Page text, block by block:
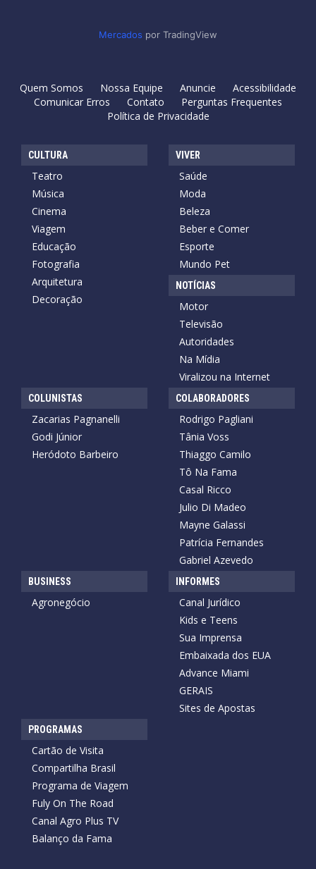
Mercados por TradingView
Quem Somos Nossa Equipe Anuncie
Acessibilidade
Comunicar Erros
Contato
Perguntas Frequentes
Política de Privacidade
CULTURA
Teatro
Música
Cinema
Viagem
Educação
Fotografia
Arquitetura
Decoração
VIVER
Saúde
Moda
Beleza
Beber e Comer
Esporte
Mundo Pet
NOTÍCIAS
Motor
Televisão
Autoridades
Na Mídia
Viralizou na Internet
COLUNISTAS
Zacarias Pagnanelli
Godi Júnior
Heródoto Barbeiro
COLABORADORES
Rodrigo Pagliani
Tânia Voss
Thiaggo Camilo
Tô Na Fama
Casal Ricco
Julio Di Madeo
Mayne Galassi
Patrícia Fernandes
Gabriel Azevedo
BUSINESS
Agronegócio
INFORMES
Canal Jurídico
Kids e Teens
Sua Imprensa
Embaixada dos EUA
Advance Miami
GERAIS
Sites de Apostas
PROGRAMAS
Cartão de Visita
Compartilha Brasil
Programa de Viagem
Fuly On The Road
Canal Agro Plus TV
Balanço da Fama